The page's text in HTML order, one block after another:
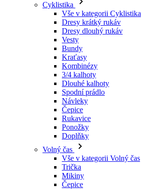
Cyklistika
Vše v kategorii Cyklistika
Dresy krátký rukáv
Dresy dlouhý rukáv
Vesty
Bundy
Kraťasy
Kombinézy
3/4 kalhoty
Dlouhé kalhoty
Spodní prádlo
Návleky
Čepice
Rukavice
Ponožky
Doplňky
Volný čas
Vše v kategorii Volný čas
Trička
Mikiny
Čepice